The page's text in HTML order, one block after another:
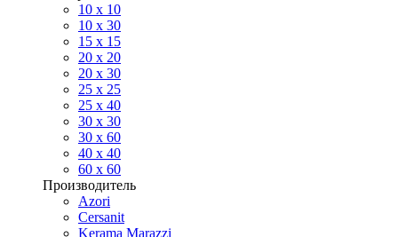
10 х 10
10 x 30
15 x 15
20 х 20
20 x 30
25 x 25
25 x 40
30 x 30
30 х 60
40 х 40
60 х 60
Производитель
Azori
Cersanit
Kerama Marazzi